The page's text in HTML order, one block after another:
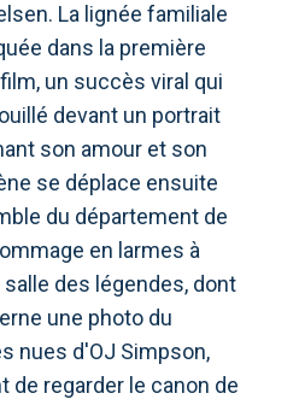
La lignée familiale
dans la première
un succès viral qui
devant un portrait
son amour et son
se déplace ensuite
du département de
en larmes à
salle des légendes, dont
une photo du
nues d'OJ Simpson,
de regarder le canon de